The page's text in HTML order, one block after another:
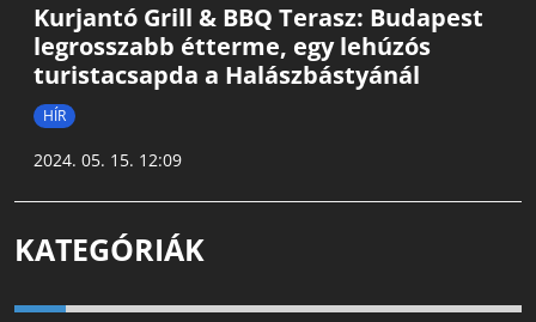
Kurjantó Grill & BBQ Terasz: Budapest
legrosszabb étterme, egy lehúzós
turistacsapda a Halászbástyánál
HÍR
2024. 05. 15. 12:09
KATEGÓRIÁK